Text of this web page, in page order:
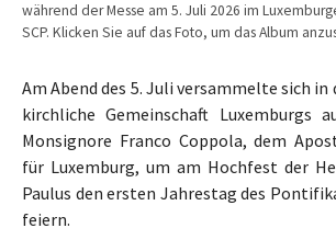
während der Messe am 5. Juli 2026 im
SCP. Klicken Sie auf das Foto, um das Album
Am Abend des 5. Juli versammelte sich in
kirchliche Gemeinschaft Luxemburgs
Monsignore Franco Coppola, dem
für Luxemburg, um am Hochfest der
Paulus den ersten Jahrestag des
feiern.